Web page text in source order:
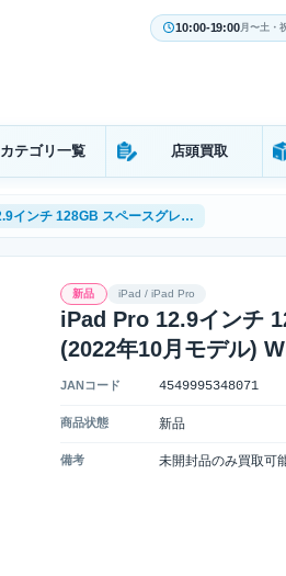
10:00-19:00月〜土・
カテゴリ一覧 店頭買取
iPad Pro 12.9インチ 128GB スペースグレイ [MNXP3J/A] 第6世代 (2022年10月モデル) Wi-Fi Apple M2チップ
新品 iPad / iPad Pro
iPad Pro 12.9インチ
(2022年10月モデル)
JANコード 4549995348071
商品状態 新品
備考 未開封品のみ買取可